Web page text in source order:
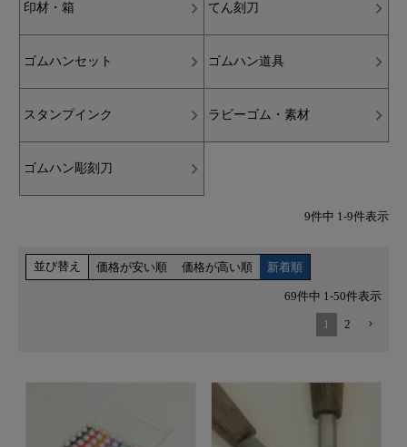
印材・箱 てん刻刀
ゴムハンセット ゴムハン道具
スタンプインク ラビーゴム・素材
ゴムハン彫刻刀
9件中 1 -9件表示
並び替え 価格が安い順 価格が高い順 新着順
69件中 1 -50件表示
1 2